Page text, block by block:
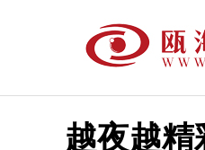
越夜越精